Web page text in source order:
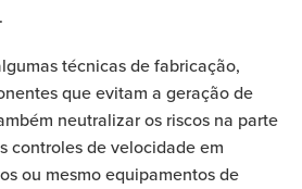
técnicas de fabricação,
que evitam a geração de
neutralizar os riscos na parte
controles de velocidade em
ou mesmo equipamentos de